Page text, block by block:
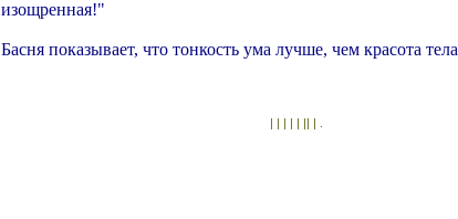
изощренная!"
Басня показывает, что тонкость ума лучше, чем красота
| | | | | || | .